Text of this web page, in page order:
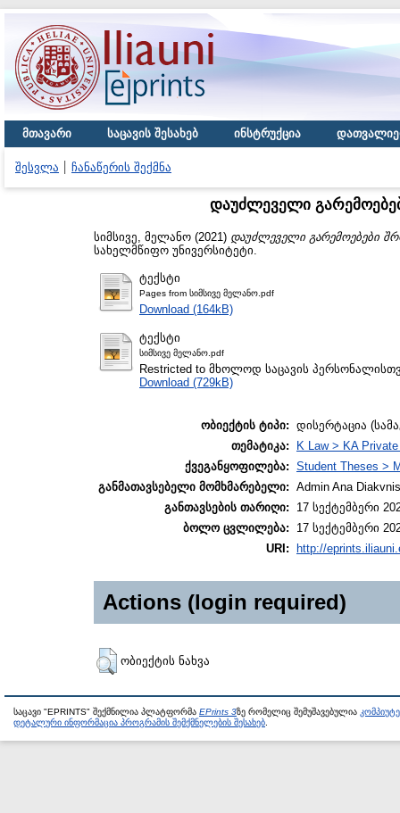
მთავარი საცავის შესახებ ინსტრუქცია
შესვლა ჩანაწერის შექმნა
დაუძლეველი
სიმსივე, მელანო (2021) დაუძლეველი გარემოებები
სახელმწიფო უნივერსიტეტი.
ტექსტი
Pages from სიმსივე მელანო.pdf
Download (164kB)
ტექსტი
სიმსივე მელანო.pdf
Restricted to მხოლოდ საცავის
Download (729kB)
ობიექტის ტიპი: დისერტაცია
თემატიკა:
K Law > KA
ქვეგანყოფილება: Student Theses >
განმათავსებელი მომხმარებელი: Admin Ana
განთავსების თარიღი:
17 სექტემბერი
ბოლო ცვლილება:
17 სექტემბერი
URI:
http://
Actions (login required)
ობიექტის ნახვა
საცავი "EPRINTS" შექმნილია პლატფორმა EPrints 3ზე რომელიც შემუშავებულია
დეტალური ინფორმაცია პროგრამის შემქმნელების შესახებ.